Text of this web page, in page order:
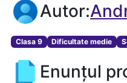
Autor:
Clasa 9 Dificultate medie
Enunțul